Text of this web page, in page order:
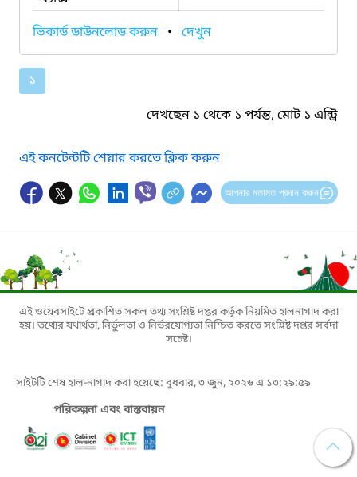
ভিকার্ড ডাউনলোড করুন • দেখুন
১
দেখছেন ১ থেকে ১ পর্যন্ত, মোট ১ এন্ট্রি
এই কনটেন্টটি শেয়ার করতে ক্লিক করুন
আপনার মতামত প্রদান করুন
এই ওয়েবসাইটে প্রকাশিত সকল তথ্য সংশ্লিষ্ট দপ্তর কর্তৃক নিয়মিত হালনাগাদ করা
হয়। তথ্যের যথার্থতা, নির্ভুলতা ও নির্ভরযোগ্যতা নিশ্চিত করতে সংশ্লিষ্ট দপ্তর সর্বদা
সচেষ্ট।
সাইটটি শেষ হাল-নাগাদ করা হয়েছে: বুধবার, ৩ জুন, ২০২৬ এ ১৩:২৯:৫৯
পরিকল্পনা এবং বাস্তবায়ন